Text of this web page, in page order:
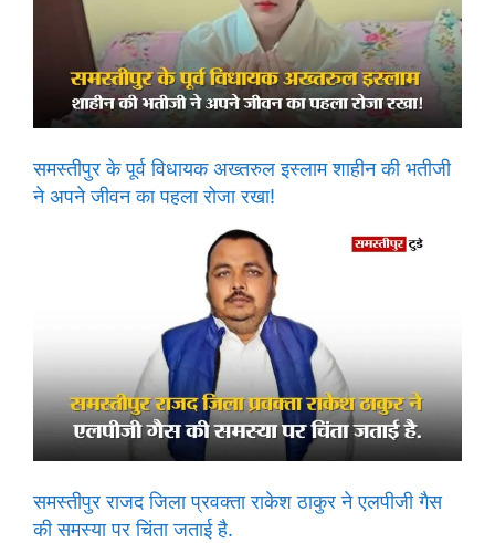
समस्तीपुर के पूर्व विधायक अख्तरुल इस्लाम शाहीन की भतीजी
ने अपने जीवन का पहला रोजा रखा!
समस्तीपुर राजद जिला प्रवक्ता राकेश ठाकुर ने एलपीजी गैस
की समस्या पर चिंता जताई है.